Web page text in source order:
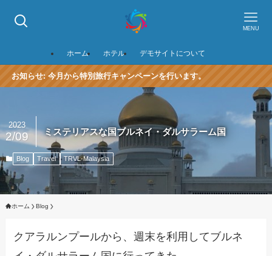
MENU
ホーム ホテル デモサイトについて
月から特別旅行キャンペーンを行います。
ミステリアスな国ブルネイ・ダルサラーム国
2023
2/09
Blog Travel TRVL-Malaysia
ホーム Blog
クアラルンプールから、週末を利用してブルネ